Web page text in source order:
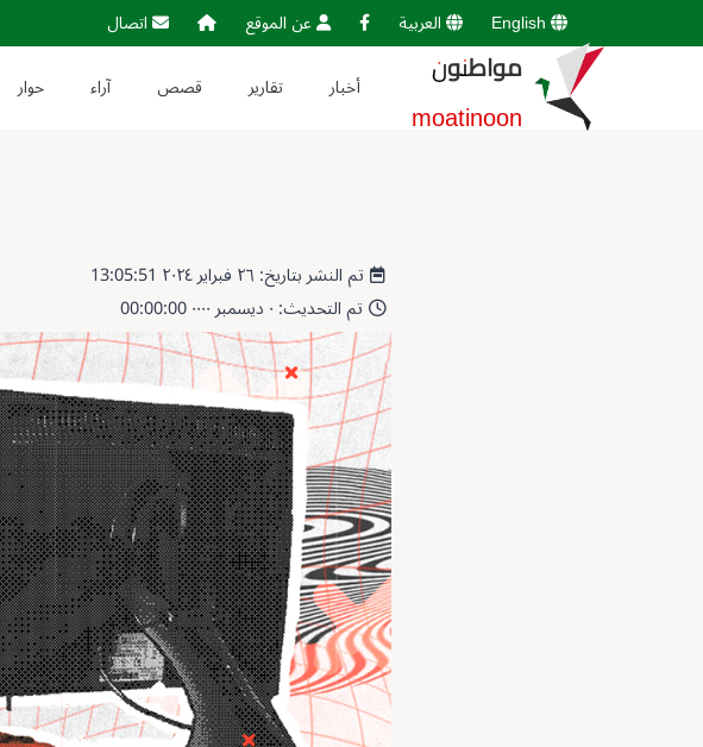
English العربية عن الموقع اتصال
مواطنون
moatinoon
أخبار تقارير قصص آراء حوار
تم النشر بتاريخ: ٢٦ فبراير ٢٠٢٤ 13:05:51
تم التحديث: ٠ ديسمبر ٠٠٠٠ 00:00:00